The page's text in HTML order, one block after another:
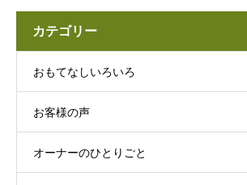
カテゴリー
おもてなしいろいろ
お客様の声
オーナーのひとりごと